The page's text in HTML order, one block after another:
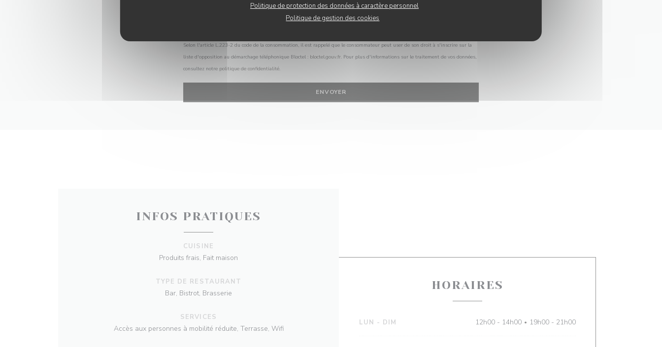
Politique de protection des données à caractère personnel
Politique de gestion des cookies
Selon l'article L.223-2 du code de la consommation, il est rappelé que le consommateur peut user de son droit à s'inscrire sur la
liste d'opposition au démarchage téléphonique Bloctel : bloctel.gouv.fr. Pour plus d'informations sur le traitement de vos données,
consultez notre politique de confidentialité.
INFOS PRATIQUES
CUISINE
Produits frais, Fait maison
TYPE DE RESTAURANT
Bar, Bistrot, Brasserie
SERVICES
Accès aux personnes à mobilité réduite, Terrasse, Wifi
HORAIRES
LUN - DIM 12h00 - 14h00 • 19h00 - 21h00